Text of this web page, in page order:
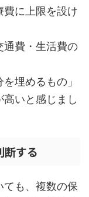
に上限を設け
通費・生活費の
埋めるもの」
いと感じまし
断する
ても、複数の保